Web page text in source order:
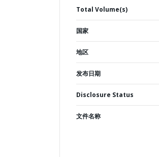
Total Volume(s)
国家
地区
发布日期
Disclosure Status
文件名称